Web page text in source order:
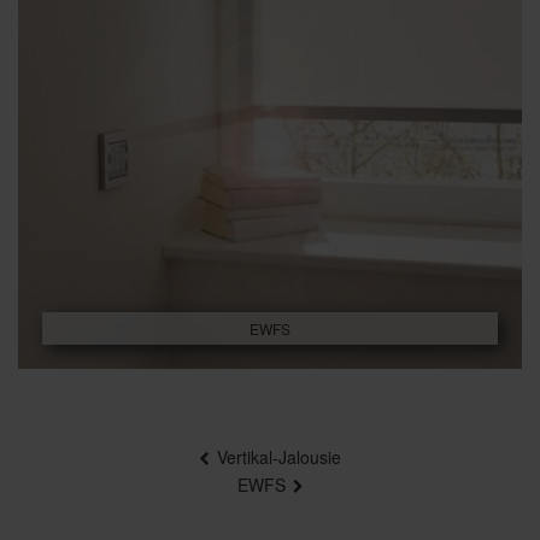
EWFS
Vertikal-Jalousie
EWFS